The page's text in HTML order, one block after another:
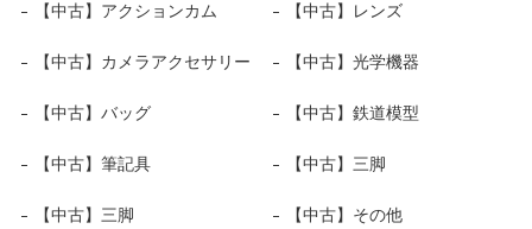
【中古】アクションカム 【中古】レンズ
【中古】カメラアクセサリー 【中古】光学機器
【中古】バッグ 【中古】鉄道模型
【中古】筆記具 【中古】三脚
【中古】三脚 【中古】その他